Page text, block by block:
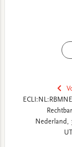
Nederland,